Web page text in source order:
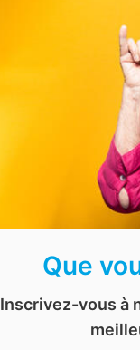
nouveautés
Que
Inscrivez-vous à